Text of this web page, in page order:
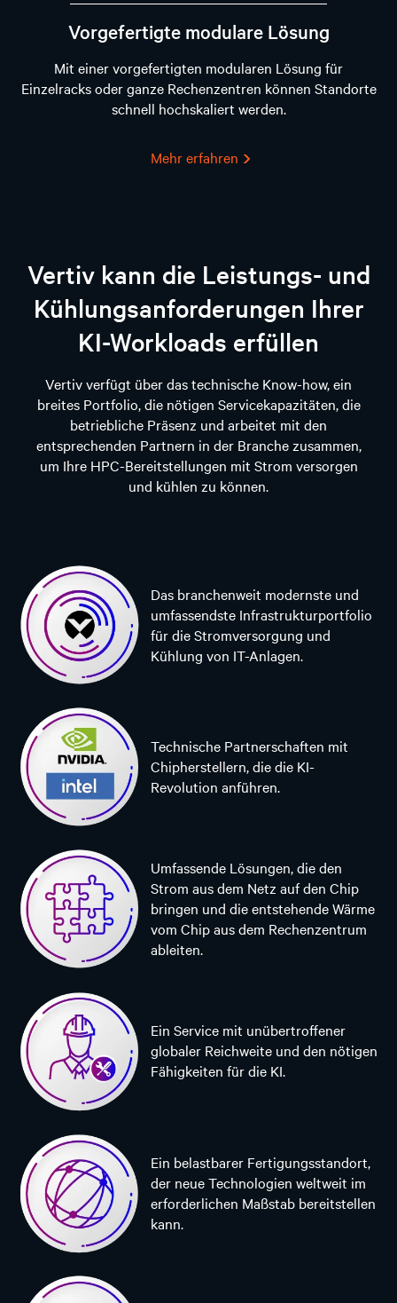
Vorgefertigte modulare Lösung
Mit einer vorgefertigten modularen Lösung für
Einzelracks oder ganze Rechenzentren können Standorte
schnell hochskaliert werden.
Mehr erfahren
Vertiv kann die Leistungs- und
Kühlungsanforderungen Ihrer
KI-Workloads erfüllen
Vertiv verfügt über das technische Know-how, ein
breites Portfolio, die nötigen Servicekapazitäten, die
betriebliche Präsenz und arbeitet mit den
entsprechenden Partnern in der Branche zusammen,
um Ihre HPC-Bereitstellungen mit Strom versorgen
und kühlen zu können.
Das branchenweit modernste und
umfassendste Infrastrukturportfolio
für die Stromversorgung und
Kühlung von IT-Anlagen.
Technische Partnerschaften mit
Chipherstellern, die die KI-
Revolution anführen.
Umfassende Lösungen, die den
Strom aus dem Netz auf den Chip
bringen und die entstehende Wärme
vom Chip aus dem Rechenzentrum
ableiten.
Ein Service mit unübertroffener
globaler Reichweite und den nötigen
Fähigkeiten für die KI.
Ein belastbarer Fertigungsstandort,
der neue Technologien weltweit im
erforderlichen Maßstab bereitstellen
kann.